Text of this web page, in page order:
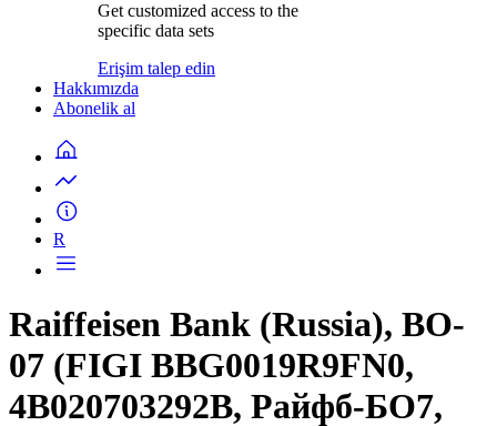
Get customized access to the
specific data sets
Erişim talep edin
Hakkımızda
Abonelik al
R
Raiffeisen Bank (Russia), BO-
07 (FIGI BBG0019R9FN0,
4B020703292B, Райфб-БО7,